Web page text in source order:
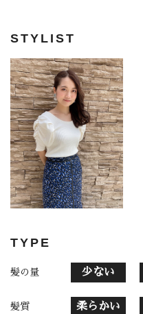
STYLIST
TYPE
髪の量 少ない
髪質 柔らかい